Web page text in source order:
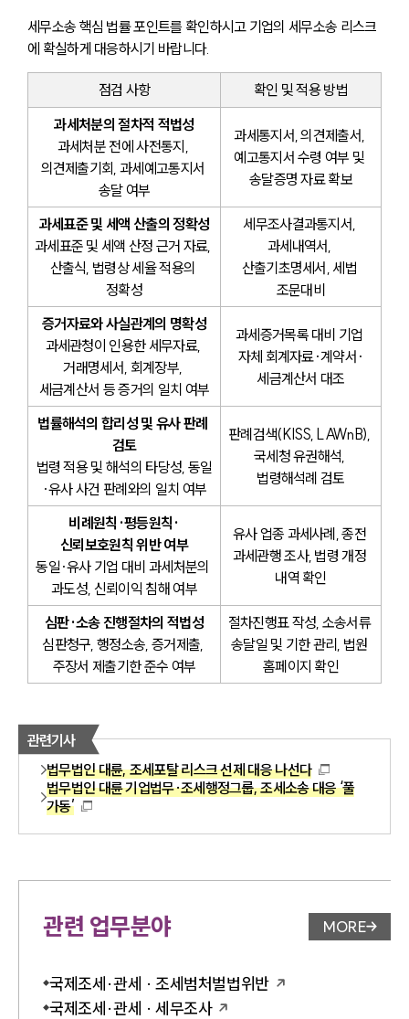
세무소송 핵심 법률 포인트를 확인하시고 기업의 세무소송 리스크
에 확실하게 대응하시기 바랍니다.
점검 사항
확인 및 적용 방법
과세처분의 절차적 적법성
과세처분 전에 사전통지,
의견제출기회, 과세예고통지서
송달 여부
과세통지서, 의견제출서,
예고통지서 수령 여부 및
송달증명 자료 확보
과세표준 및 세액 산출의 정확성
과세표준 및 세액 산정 근거 자료,
산출식, 법령상 세율 적용의
정확성
세무조사결과통지서,
과세내역서,
산출기초명세서, 세법
조문대비
증거자료와 사실관계의 명확성
과세관청이 인용한 세무자료,
거래명세서, 회계장부,
세금계산서 등 증거의 일치 여부
과세증거목록 대비 기업
자체 회계자료·계약서·
세금계산서 대조
법률해석의 합리성 및 유사 판례
검토
법령 적용 및 해석의 타당성, 동일
·유사 사건 판례와의 일치 여부
판례검색(KISS, LAWnB),
국세청 유권해석,
법령해석례 검토
비례원칙·평등원칙·
신뢰보호원칙 위반 여부
동일·유사 기업 대비 과세처분의
과도성, 신뢰이익 침해 여부
유사 업종 과세사례, 종전
과세관행 조사, 법령 개정
내역 확인
심판·소송 진행절차의 적법성
심판청구, 행정소송, 증거제출,
주장서 제출기한 준수 여부
절차진행표 작성, 소송서류
송달일 및 기한 관리, 법원
홈페이지 확인
관련기사
법무법인 대륜, 조세포탈 리스크 선제 대응 나선다
법무법인 대륜 기업법무·조세행정그룹, 조세소송 대응 ‘풀
가동’
관련 업무분야 업무분야
MORE
국제조세·관세 · 조세범처벌법위반
국제조세·관세 · 세무조사